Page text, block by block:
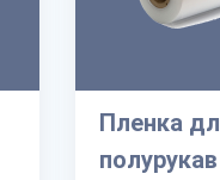
Пленка